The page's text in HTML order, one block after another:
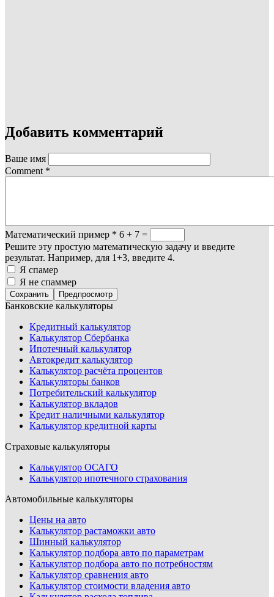
Добавить комментарий
Ваше имя
Comment *
Математический пример * 6 + 7 =
Решите эту простую математическую задачу и введите
результат. Например, для 1+3, введите 4.
Я спамер
Я не спаммер
Банковские калькуляторы
Кредитный калькулятор
Калькулятор Сбербанка
Ипотечный калькулятор
Автокредит калькулятор
Калькулятор расчёта процентов
Калькуляторы банков
Потребительский калькулятор
Калькулятор вкладов
Кредит наличными калькулятор
Калькулятор кредитной карты
Страховые калькуляторы
Калькулятор ОСАГО
Калькулятор ипотечного страхования
Автомобильные калькуляторы
Цены на авто
Калькулятор растаможки авто
Шинный калькулятор
Калькулятор подбора авто по параметрам
Калькулятор подбора авто по потребностям
Калькулятор сравнения авто
Калькулятор стоимости владения авто